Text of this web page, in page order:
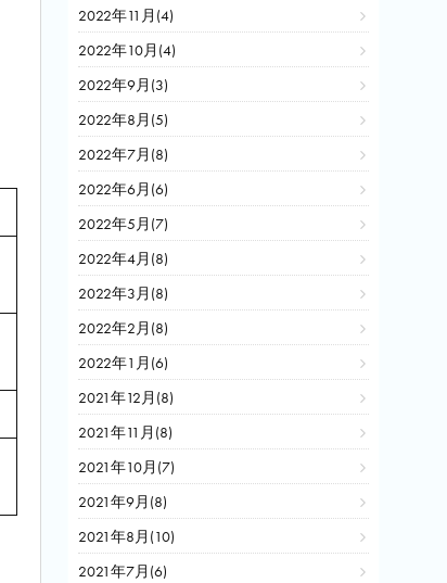
2022年11月(4)
2022年10月(4)
2022年9月(3)
2022年8月(5)
2022年7月(8)
2022年6月(6)
2022年5月(7)
2022年4月(8)
2022年3月(8)
2022年2月(8)
2022年1月(6)
2021年12月(8)
2021年11月(8)
2021年10月(7)
2021年9月(8)
2021年8月(10)
2021年7月(6)